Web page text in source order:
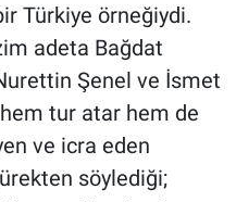
Türkiye örneğiydi.
adeta Bağdat
Şenel ve İsmet
tur atar hem de
ve icra eden
söylediği;